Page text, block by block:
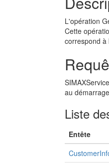
L'opération
Cette
correspond à
au
Liste
Entête